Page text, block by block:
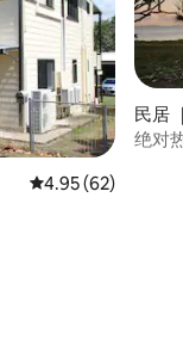
平均评分 4.95 分（
4.95 (62)
民居
绝对